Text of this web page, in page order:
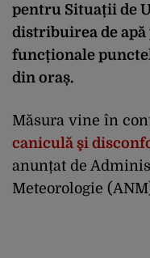
pentru Situații de
distribuirea de
funcționale
din oraș.
Măsura vine în
caniculă şi
anunțat de
Meteorologie